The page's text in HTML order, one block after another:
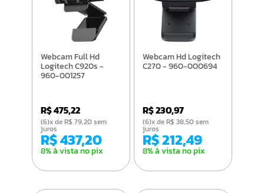
Webcam Full Hd
Logitech C920s -
960-001257
R$ 475,22
R$ 437,20
8% à vista no pix
(6)x de R$ 79,20 sem
juros
Webcam Hd Logitech
C270 - 960-000694
R$ 230,97
R$ 212,49
8% à vista no pix
(6)x de R$ 38,50 sem
juros